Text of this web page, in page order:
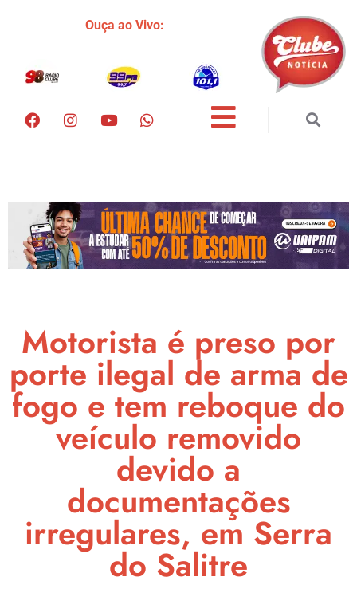
Ouça ao Vivo:
Motorista é preso por
porte ilegal de arma de
fogo e tem reboque do
veículo removido
devido a
documentações
irregulares, em Serra
do Salitre